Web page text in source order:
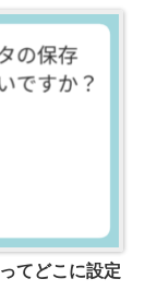
てどこに設定